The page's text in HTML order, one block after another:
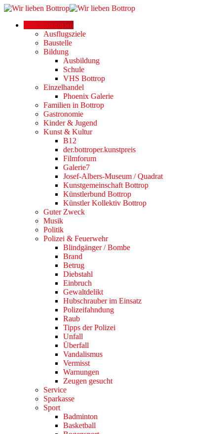
Alle Kategorien
Ausflugsziele
Baustelle
Bildung
Ausbildung
Schule
VHS Bottrop
Einzelhandel
Phoenix Galerie
Familien in Bottrop
Gastronomie
Kinder & Jugend
Kunst & Kultur
B12
der.bottroper.kunstpreis
Filmforum
Galerie7
Josef-Albers-Museum / Quadrat
Kunstgemeinschaft Bottrop
Künstlerbund Bottrop
Künstler Kollektiv Bottrop
Guter Zweck
Musik
Politik
Polizei & Feuerwehr
Blindgänger / Bombe
Brand
Betrug
Diebstahl
Einbruch
Gewaltdelikt
Hubschrauber im Einsatz
Polizeifahndung
Raub
Tipps der Polizei
Unfall
Überfall
Vandalismus
Vermisst
Warnungen
Zeugen gesucht
Service
Sparkasse
Sport
Badminton
Basketball